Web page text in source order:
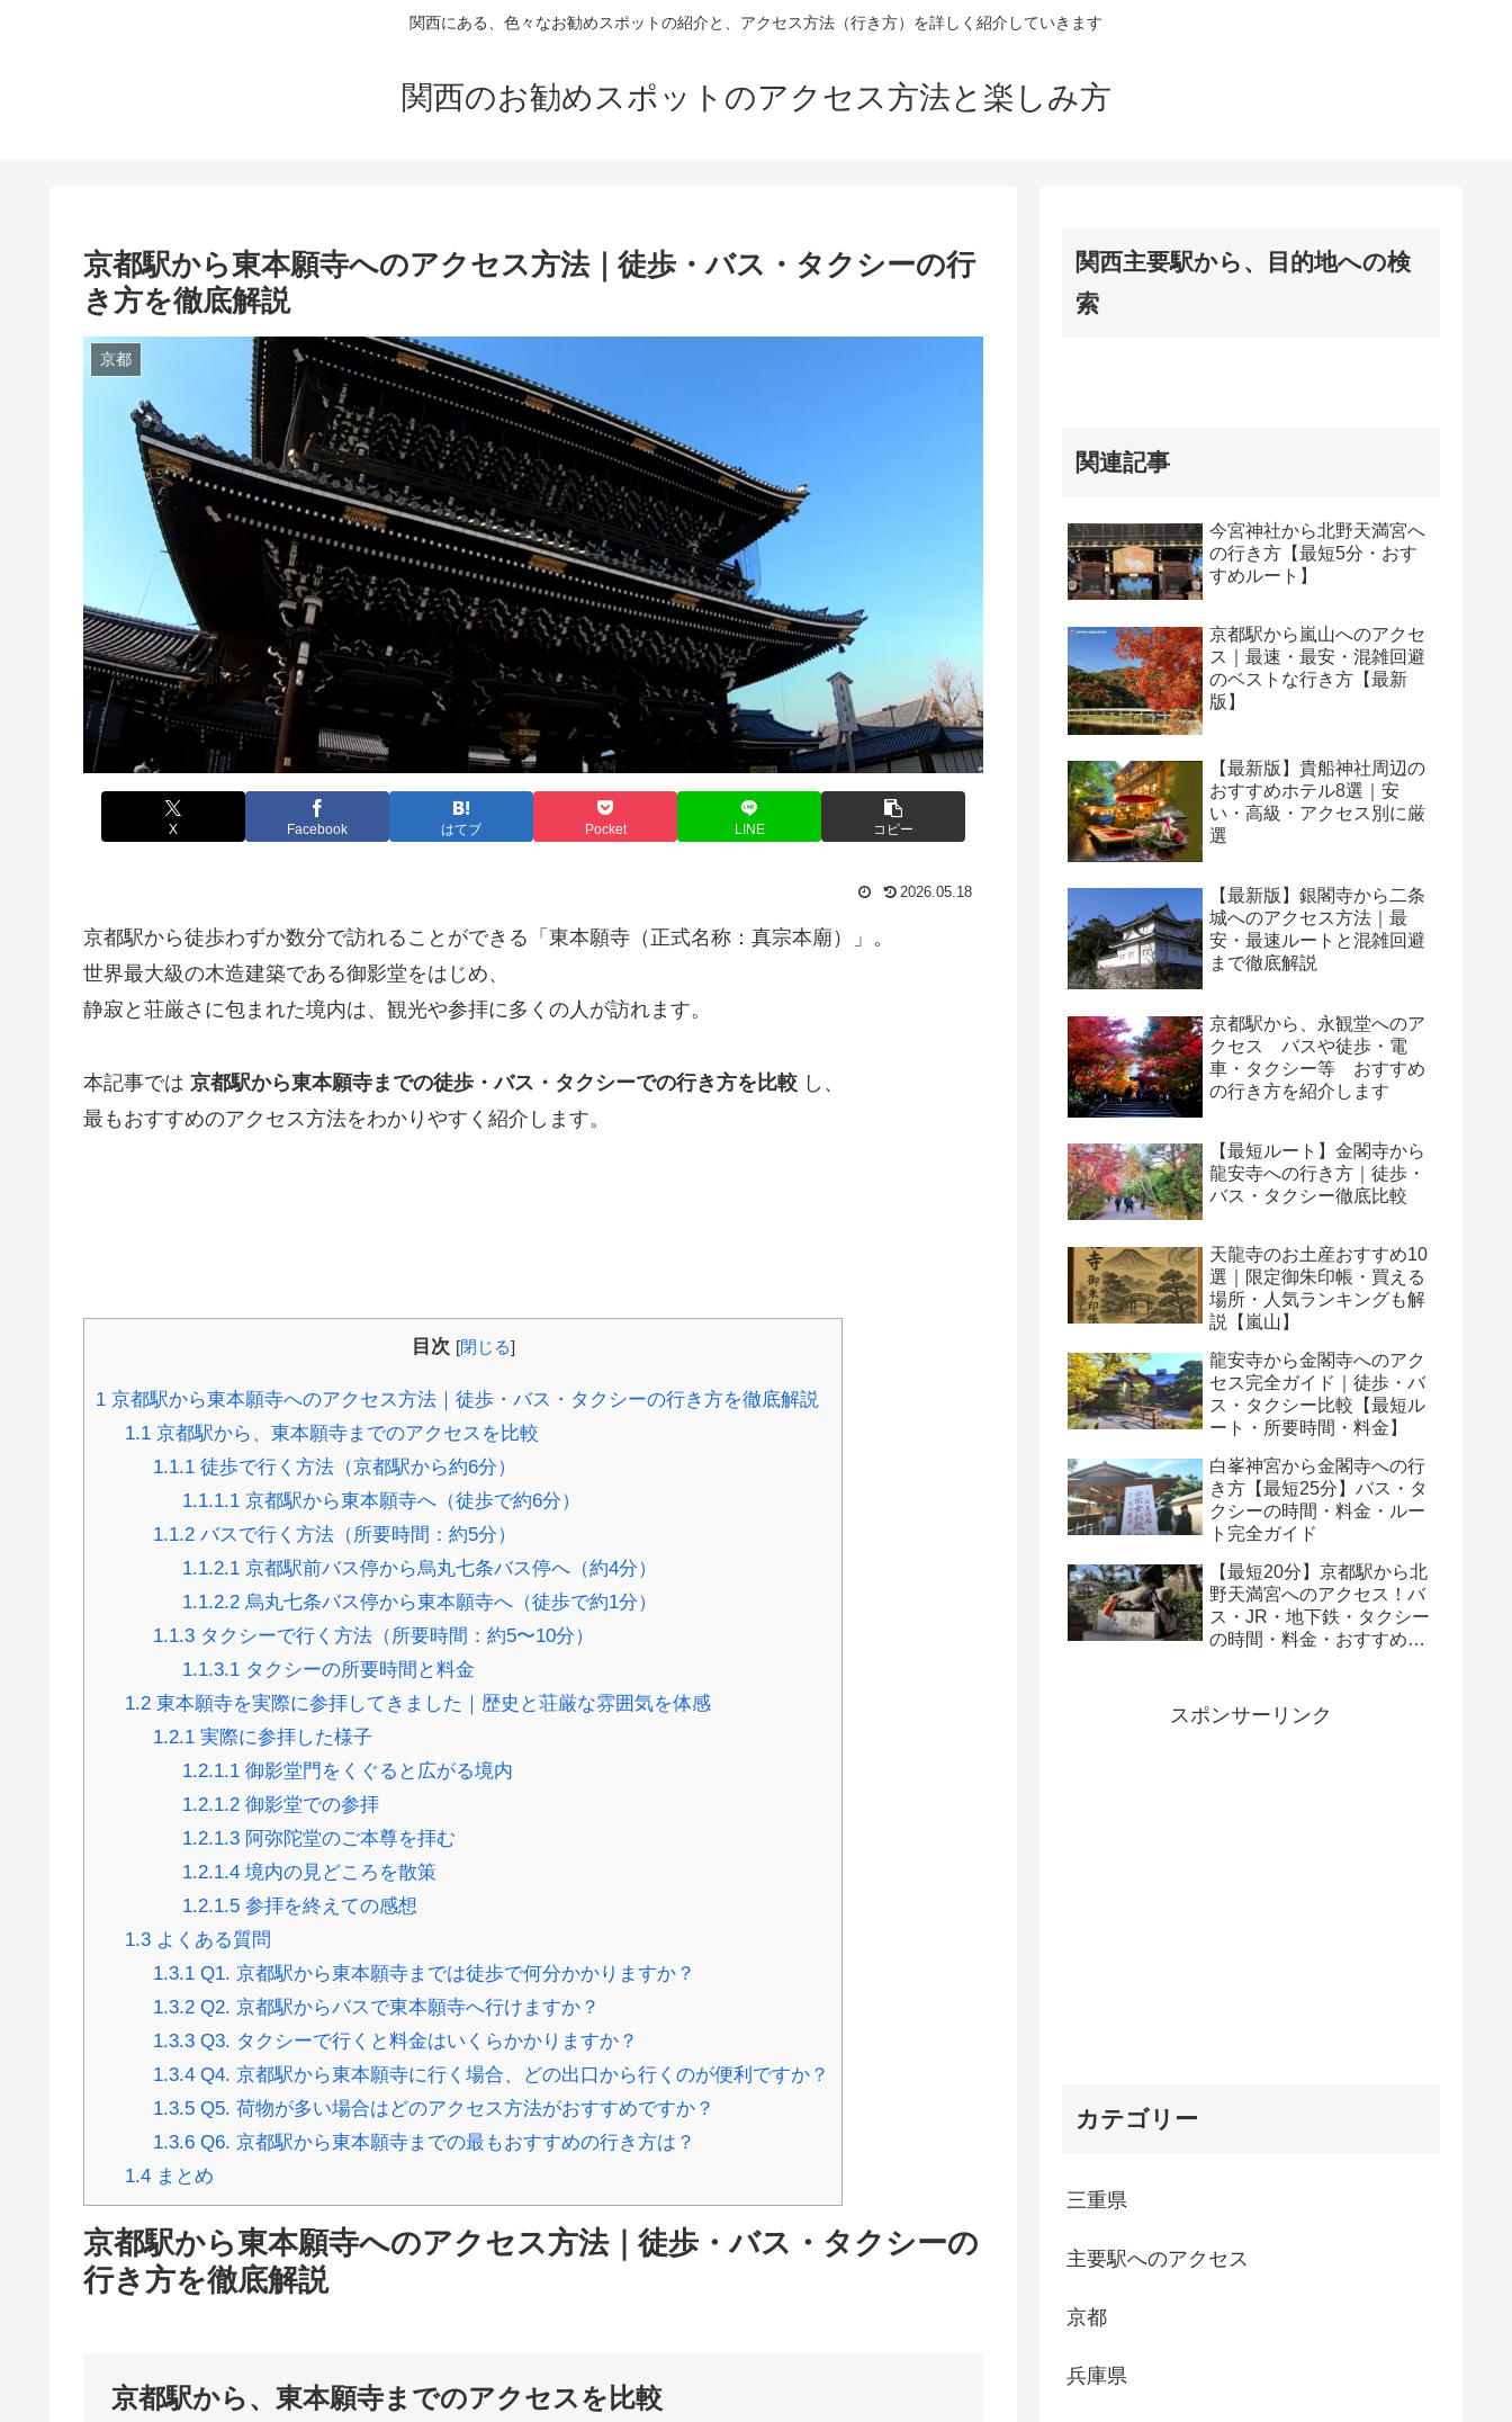
関西にある、色々なお勧めスポットの紹介と、アクセス方法（行き方）を詳しく紹介していきます
関西のお勧めスポットのアクセス方法と楽しみ方
京都駅から東本願寺へのアクセス方法｜徒歩・バス・タクシーの行
き方を徹底解説
京都
X Facebook はてブ Pocket LINE コピー
2026.05.18
京都駅から徒歩わずか数分で訪れることができる「東本願寺（正式名称：真宗本廟）」。
世界最大級の木造建築である御影堂をはじめ、
静寂と荘厳さに包まれた境内は、観光や参拝に多くの人が訪れます。
本記事では 京都駅から東本願寺までの徒歩・バス・タクシーでの行き方を比較 し、
最もおすすめのアクセス方法をわかりやすく紹介します。
目次 [閉じる]
1 京都駅から東本願寺へのアクセス方法｜徒歩・バス・タクシーの行き方を徹底解説
1.1京都駅から、東本願寺までのアクセスを比較
1.1.1 徒歩で行く方法（京都駅から約6分）
1.1.1.1京都駅から東本願寺へ（徒歩で約6分）
1.1.2 バスで行く方法（所要時間：約5分）
1.1.2.1京都駅前バス停から烏丸七条バス停へ（約4分）
1.1.2.2烏丸七条バス停から東本願寺へ（徒歩で約1分）
1.1.3 タクシーで行く方法（所要時間：約5〜10分）
1.1.3.1タクシーの所要時間と料金
1.2東本願寺を実際に参拝してきました｜歴史と荘厳な雰囲気を体感
1.2.1 実際に参拝した様子
1.2.1.1御影堂門をくぐると広がる境内
1.2.1.2御影堂での参拝
1.2.1.3阿弥陀堂のご本尊を拝む
1.2.1.4境内の見どころを散策
1.2.1.5参拝を終えての感想
1.3よくある質問
1.3.1 Q1. 京都駅から東本願寺までは徒歩で何分かかりますか？
1.3.2 Q2. 京都駅からバスで東本願寺へ行けますか？
1.3.3 Q3. タクシーで行くと料金はいくらかかりますか？
1.3.4 Q4. 京都駅から東本願寺に行く場合、どの出口から行くのが便利ですか？
1.3.5 Q5. 荷物が多い場合はどのアクセス方法がおすすめですか？
1.3.6 Q6. 京都駅から東本願寺までの最もおすすめの行き方は？
1.4まとめ
京都駅から東本願寺へのアクセス方法｜徒歩・バス・タクシーの
行き方を徹底解説
京都駅から、東本願寺までのアクセスを比較
関西主要駅から、目的地への検
索
関連記事
今宮神社から北野天満宮へ
の行き方【最短5分・おす
すめルート】
京都駅から嵐山へのアクセ
ス｜最速・最安・混雑回避
のベストな行き方【最新
版】
【最新版】貴船神社周辺の
おすすめホテル8選｜安
い・高級・アクセス別に厳
選
【最新版】銀閣寺から二条
城へのアクセス方法｜最
安・最速ルートと混雑回避
まで徹底解説
京都駅から、永観堂へのア
クセス バスや徒歩・電
車・タクシー等 おすすめ
の行き方を紹介します
【最短ルート】金閣寺から
龍安寺への行き方｜徒歩・
バス・タクシー徹底比較
天龍寺のお土産おすすめ10
選｜限定御朱印帳・買える
場所・人気ランキングも解
説【嵐山】
龍安寺から金閣寺へのアク
セス完全ガイド｜徒歩・バ
ス・タクシー比較【最短ル
ート・所要時間・料金】
白峯神宮から金閣寺への行
き方【最短25分】バス・タ
クシーの時間・料金・ルー
ト完全ガイド
【最短20分】京都駅から北
野天満宮へのアクセス！バ
ス・JR・地下鉄・タクシー
の時間・料金・おすすめル
スポンサーリンク
カテゴリー
三重県
主要駅へのアクセス
京都
兵庫県